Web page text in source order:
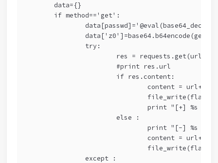
	data={}
	if method=='get':
		try:
res =
			#print res.url
			if res.content:
content =
print "[+] %s
			else :
print "[-] %s
content =
		except :